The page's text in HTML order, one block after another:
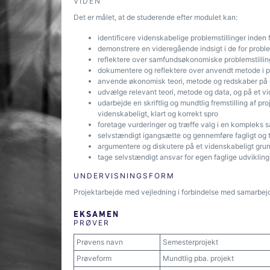
Det er målet, at de studerende efter modulet kan:
identificere videnskabelige problemstillinger inden
demonstrere en videregående indsigt i de for
reflektere over samfundsøkonomiske
dokumentere og reflektere over anvendt metode i
anvende økonomisk teori, metode og redskaber
udvælge relevant teori, metode og data, og på et
udarbejde en skriftlig og mundtlig fremstilling af
videnskabeligt, klart og korrekt spro
foretage vurderinger og træffe valg i en kompleks
selvstændigt igangsætte og gennemføre fagligt og
argumentere og diskutere på et videnskabeligt
tage selvstændigt ansvar for egen faglige
UNDERVISNINGSFORM
Projektarbejde med vejledning i forbindelse med
EKSAMEN
PRØVER
Prøvens navn
Semesterprojekt
Prøveform
Mundtlig pba. projekt